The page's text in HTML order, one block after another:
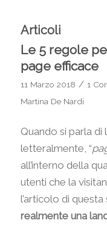
Articoli
Le 5 regole
page efficace
11 Marzo 2018 / 1
Martina De Nardi
Quando si parla di
letteralmente, “
all’interno della
utenti che la
l’articolo di
realmente una